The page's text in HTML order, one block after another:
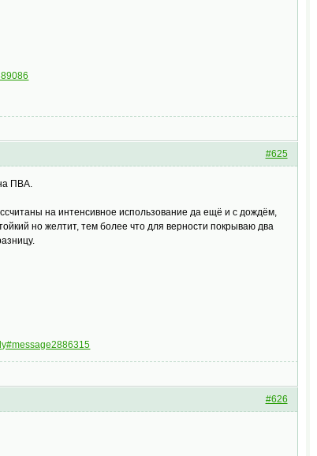
#625
ПВА.
на интенсивное использование да ещё и с дождём,
но желтит, тем более что для верности покрываю два
#626